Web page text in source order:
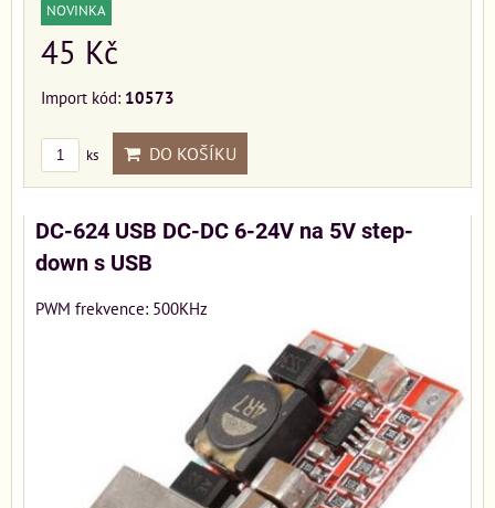
NOVINKA
45 Kč
Import kód: 10573
ks DO KOŠÍKU
DC-624 USB DC-DC 6-24V na 5V step-
down s USB
PWM frekvence: 500KHz